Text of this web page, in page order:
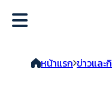
หน้าแรก ข่าวและ